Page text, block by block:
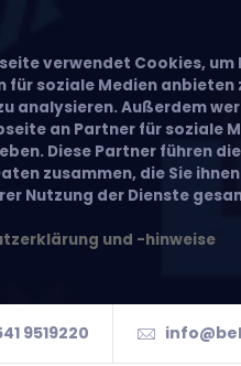
verwendet Cookies,
für soziale Medien
analysieren. Außerdem
an Partner für soziale
Diese Partner führen
zusammen, die Sie
Nutzung der Dienste
und -hinweise
9519220